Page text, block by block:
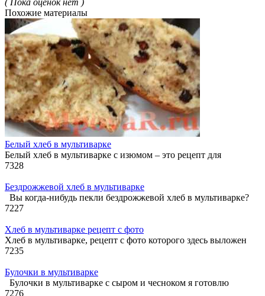
( Пока оценок нет )
Похожие материалы
Белый хлеб в мультиварке
Белый хлеб в мультиварке с изюмом – это рецепт для
7328
Бездрожжевой хлеб в мультиварке
Вы когда-нибудь пекли бездрожжевой хлеб в мультиварке?
7227
Хлеб в мультиварке рецепт с фото
Хлеб в мультиварке, рецепт с фото которого здесь выложен
7235
Булочки в мультиварке
Булочки в мультиварке с сыром и чесноком я готовлю
7276